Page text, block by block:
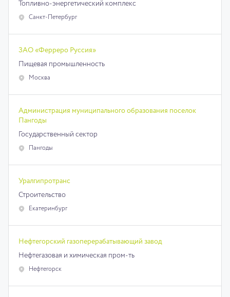
Топливно-энергетический комплекс
Санкт-Петербург
ЗАО «Ферреро Руссия»
Пищевая промышленность
Москва
Администрация муниципального образования поселок
Пангоды
Государственный сектор
Пангоды
Уралгипротранс
Строительство
Екатеринбург
Нефтегорский газоперерабатывающий завод
Нефтегазовая и химическая пром-ть
Нефтегорск